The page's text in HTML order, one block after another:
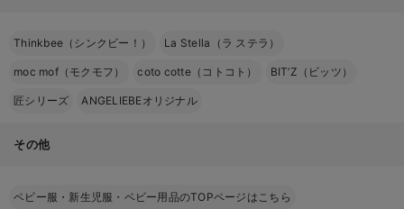
Thinkbee（シンクビー！） La Stella（ラ ステラ）
moc mof（モクモフ） coto cotte（コトコト） BIT’Z（ビッツ）
匠シリーズ ANGELIEBEオリジナル
その他
ベビー服・新生児服・ベビー用品のTOPページはこちら